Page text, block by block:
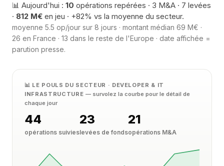
📊 Aujourd'hui : 10 opérations repérées · 3 M&A · 7 levées
· 812 M€ en jeu · +82% vs la moyenne du secteur.
moyenne 5.5 op/jour sur 8 jours · montant médian 69 M€ ·
26 en France · 13 dans le reste de l'Europe · date affichée =
parution presse.
📊 LE POULS DU SECTEUR · DEVELOPER & IT
INFRASTRUCTURE — survolez la courbe pour le détail de
chaque jour
44
opérations suivies
23
levées de fonds
21
opérations M&A